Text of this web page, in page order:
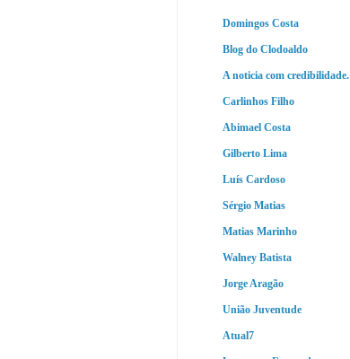
Domingos Costa
Blog do Clodoaldo
A noticia com credibilidade.
Carlinhos Filho
Abimael Costa
Gilberto Lima
Luís Cardoso
Sérgio Matias
Matias Marinho
Walney Batista
Jorge Aragão
União Juventude
Atual7